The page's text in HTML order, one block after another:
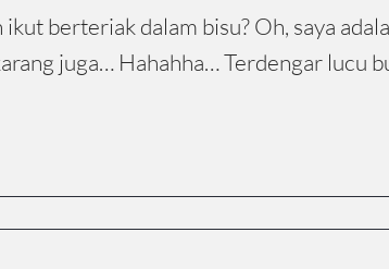
ikut berteriak dalam bisu? Oh, saya
juga… Hahahha… Terdengar lucu